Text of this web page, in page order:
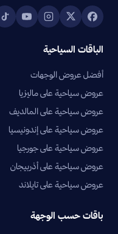
الباقات السياحية
أفضل عروض الوجهات
عروض سياحية على ماليزيا
عروض سياحية على المالديف
عروض سياحية على إندونيسيا
عروض سياحية على جورجيا
عروض سياحية على أذربيجان
عروض سياحية على تايلاند
باقات حسب الوجهة